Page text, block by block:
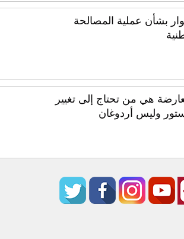
بشأن عملية المصالحة
هي من تحتاج إلى تغيير
وليس أردوغان